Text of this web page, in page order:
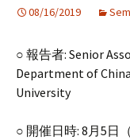
08/16/2019
○ 報告者: Senior
Department of
University
○ 開催日時: 8月5日